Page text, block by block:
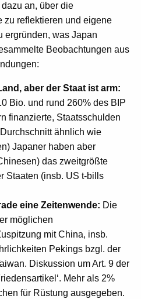
an, über die
zu reflektieren und eigene
ergründen, was Japan
Beobachtungen aus
aber der Staat ist arm:
Bio. und rund 260% des BIP
finanzierte, Staats­schulden
ähnlich wie
Japaner haben aber
das zweitgrößte
Staaten (insb. US t-bills
eine Zeitenwende: Die
möglichen
mit China, insb.
Pekings bzgl. der
Diskussion um Art. 9 der
Mehr als 2%
für Rüstung ausgegeben.